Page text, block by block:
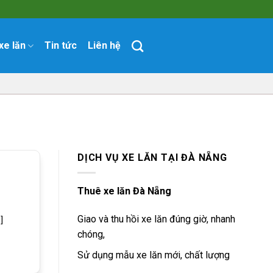
lăn Tin tức Liên hệ
DỊCH VỤ XE LĂN TẠI ĐÀ NẴNG
Thuê xe lăn Đà Nẵng
Giao và thu hồi xe lăn đúng giờ, nhanh
chóng,
Sử dụng mẫu xe lăn mới, chất lượng